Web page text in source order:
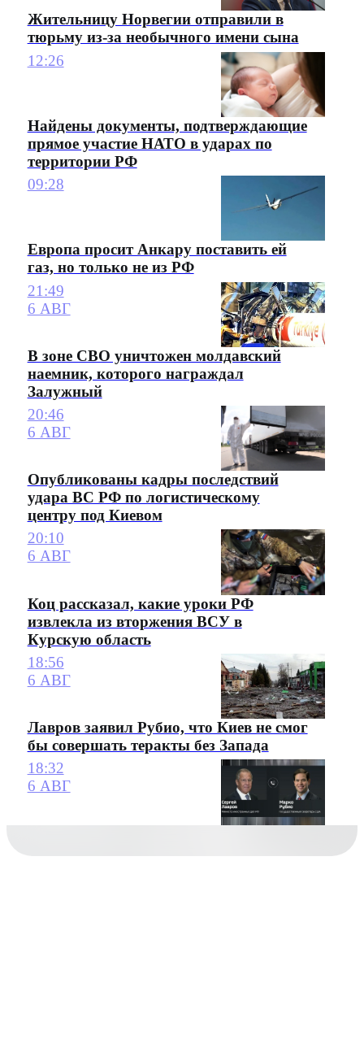
Жительницу Норвегии отправили в
тюрьму из-за необычного имени сына
12:26
Найдены документы, подтверждающие
прямое участие НАТО в ударах по
территории РФ
09:28
Европа просит Анкару поставить ей
газ, но только не из РФ
21:49
6 АВГ
В зоне СВО уничтожен молдавский
наемник, которого награждал
Залужный
20:46
6 АВГ
Опубликованы кадры последствий
удара ВС РФ по логистическому
центру под Киевом
20:10
6 АВГ
Коц рассказал, какие уроки РФ
извлекла из вторжения ВСУ в
Курскую область
18:56
6 АВГ
Лавров заявил Рубио, что Киев не смог
бы совершать теракты без Запада
18:32
6 АВГ